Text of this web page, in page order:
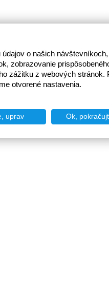
o našich
zobrazovanie
zážitku z webových stránok.
otvorené nastavenia.
uprav Ok,